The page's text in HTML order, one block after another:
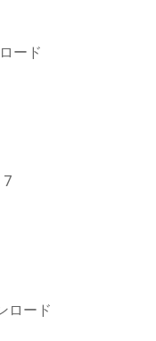
ード
7
ロード